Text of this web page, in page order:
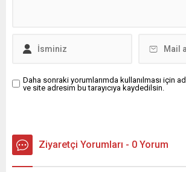
Daha sonraki yorumlarımda kullanılması için
ve site adresim bu tarayıcıya kaydedilsin.
Ziyaretçi Yorumları - 0 Yorum